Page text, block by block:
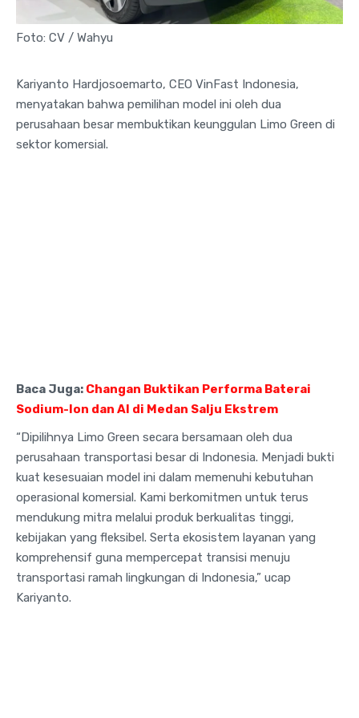
Foto: CV / Wahyu
Kariyanto Hardjosoemarto, CEO VinFast Indonesia,
menyatakan bahwa pemilihan model ini oleh dua
perusahaan besar membuktikan keunggulan Limo Green di
sektor komersial.
Baca Juga: Changan Buktikan Performa Baterai
Sodium-Ion dan AI di Medan Salju Ekstrem
“Dipilihnya Limo Green secara bersamaan oleh dua
perusahaan transportasi besar di Indonesia. Menjadi bukti
kuat kesesuaian model ini dalam memenuhi kebutuhan
operasional komersial. Kami berkomitmen untuk terus
mendukung mitra melalui produk berkualitas tinggi,
kebijakan yang fleksibel. Serta ekosistem layanan yang
komprehensif guna mempercepat transisi menuju
transportasi ramah lingkungan di Indonesia,” ucap
Kariyanto.